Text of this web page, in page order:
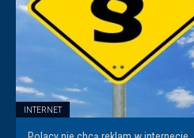
INTERNET